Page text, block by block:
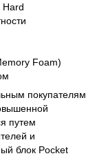
Hard
Foam)
покупателям
путем
и
блок Pocket